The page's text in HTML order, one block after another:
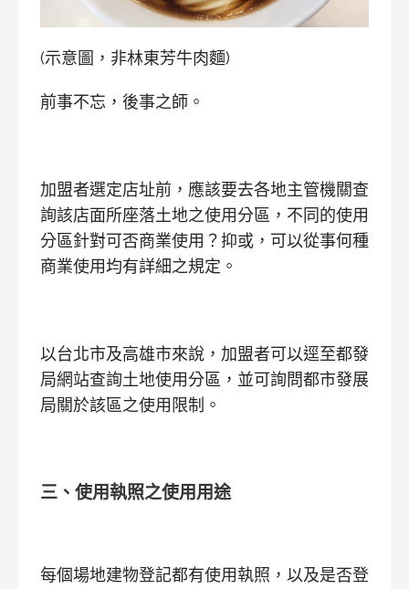
(示意圖，非林東芳牛肉麵)
前事不忘，後事之師。
加盟者選定店址前，應該要去各地主管機關查
詢該店面所座落土地之使用分區，不同的使用
分區針對可否商業使用？抑或，可以從事何種
商業使用均有詳細之規定。
以台北市及高雄市來說，加盟者可以逕至都發
局網站查詢土地使用分區，並可詢問都市發展
局關於該區之使用限制。
三、使用執照之使用用途
每個場地建物登記都有使用執照，以及是否登